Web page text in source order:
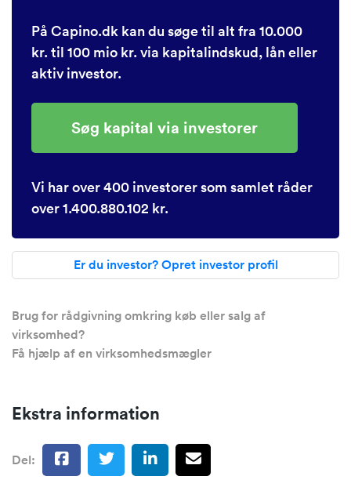
På Capino.dk kan du søge til alt fra 10.000
kr. til 100 mio kr. via kapitalindskud, lån eller
aktiv investor.
Søg kapital via investorer
Vi har over 400 investorer som samlet råder
over 1.400.880.102 kr.
Er du investor? Opret investor profil
Brug for rådgivning omkring køb eller salg af
virksomhed?
Få hjælp af en virksomhedsmægler
Ekstra information
Del: